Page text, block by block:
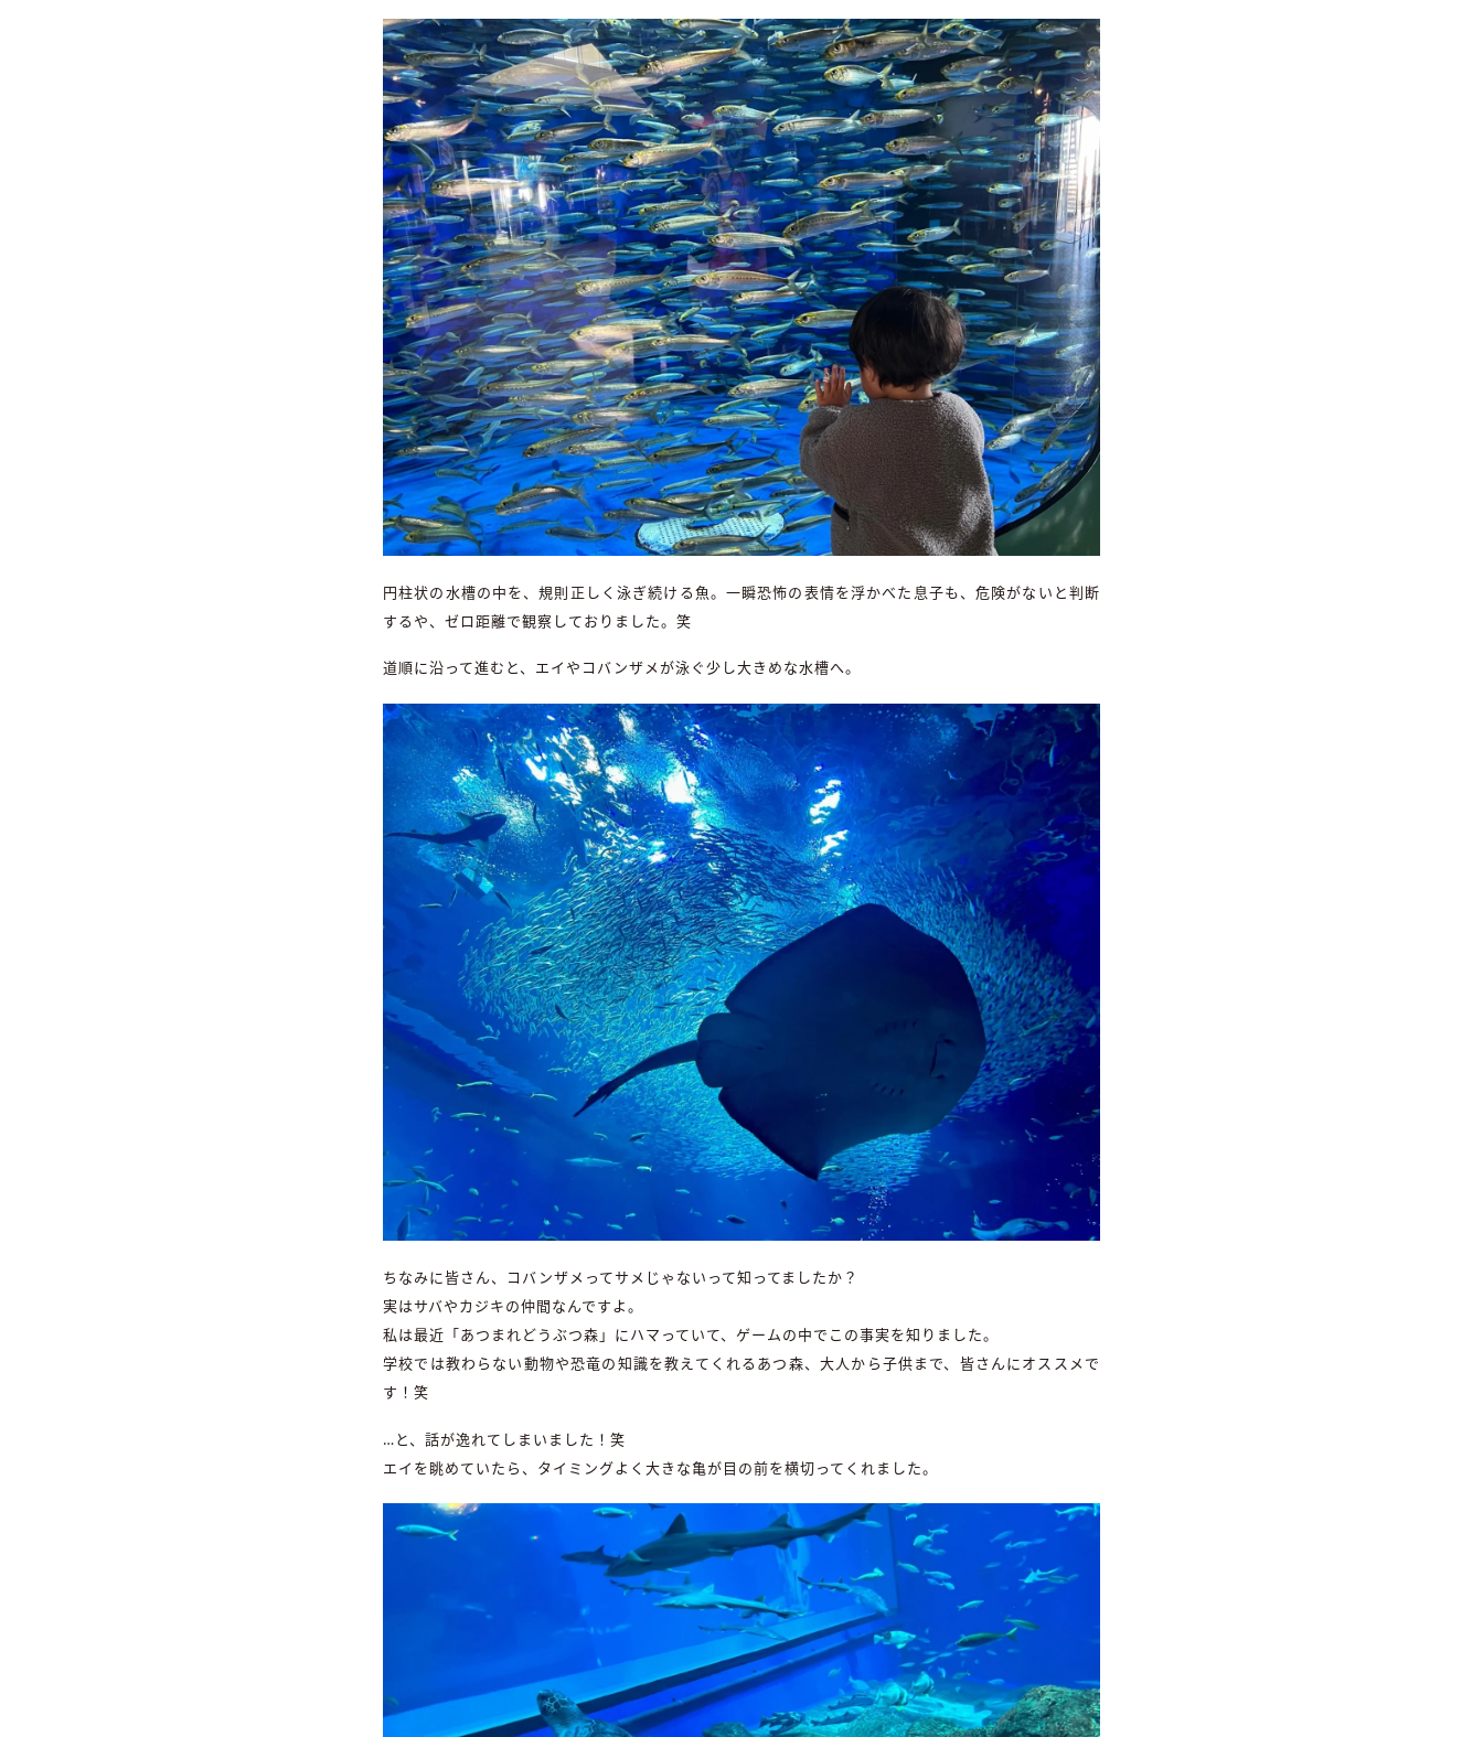
円柱状の水槽の中を、規則正しく泳ぎ続ける魚。一瞬恐怖の表情を浮かべた息子も、危険がないと判断
するや、ゼロ距離で観察しておりました。笑
道順に沿って進むと、エイやコバンザメが泳ぐ少し大きめな水槽へ。
ちなみに皆さん、コバンザメってサメじゃないって知ってましたか？
実はサバやカジキの仲間なんですよ。
私は最近「あつまれどうぶつ森」にハマっていて、ゲームの中でこの事実を知りました。
学校では教わらない動物や恐竜の知識を教えてくれるあつ森、大人から子供まで、皆さんにオススメで
す！笑
…と、話が逸れてしまいました！笑
エイを眺めていたら、タイミングよく大きな亀が目の前を横切ってくれました。